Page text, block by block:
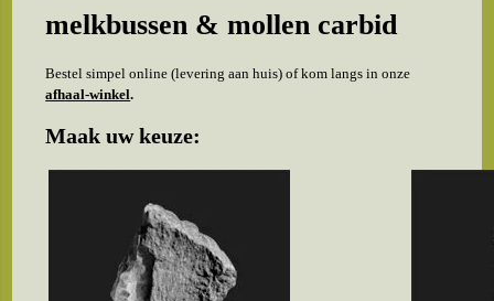
melkbussen & mollen carbid
Bestel simpel online (levering aan huis) of kom langs in onze
afhaal-winkel.
Maak uw keuze: